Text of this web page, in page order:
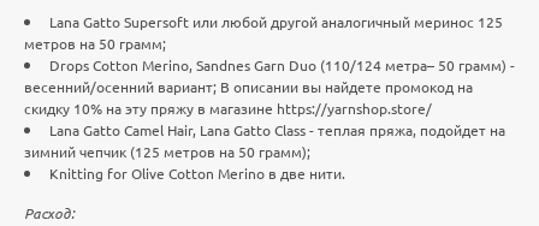
Lana Gatto Supersoft или любой другой аналогичный меринос 125
метров на 50 грамм;
Drops Cotton Merino, Sandnes Garn Duo (110/124 метра– 50 грамм) -
весенний/осенний вариант; В описании вы найдете промокод на
скидку 10% на эту пряжу в магазине https://yarnshop.store/
Lana Gatto Camel Hair, Lana Gatto Class - теплая пряжа, подойдет на
зимний чепчик (125 метров на 50 грамм);
Knitting for Olive Cotton Merino в две нити.
Расход: